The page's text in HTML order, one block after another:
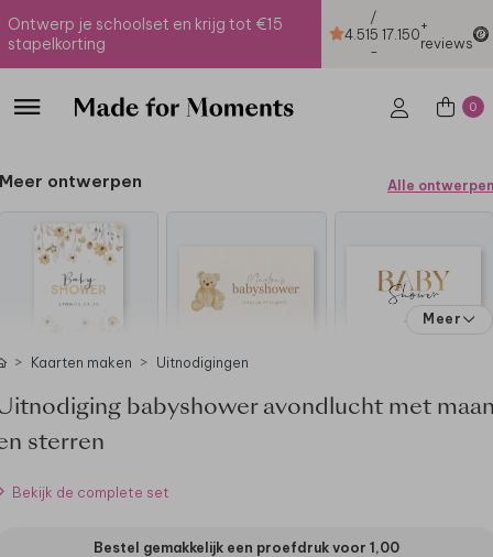
Ontwerp je schoolset en krijg tot €15
stapelkorting
4.51
/
5
-
17.150+
reviews
0
Meer ontwerpen Alle ontwerpen
Meer
Kaarten maken Uitnodigingen
babyshower avondlucht met
sterren
Bekijk de complete set
Bestel gemakkelijk een proefdruk voor 1,00